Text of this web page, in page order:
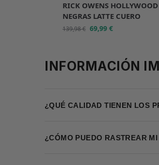
RICK OWENS HOLLYWOOD
NEGRAS LATTE CUERO
139,98€ 69,99 €
INFORMACIÓN
¿QUÉ CALIDAD TIENEN LOS
¿CÓMO PUEDO RASTREAR